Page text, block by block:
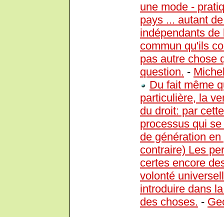
une mode -
pays ... autant
indépendants
commun qu'ils
pas autre chose
question. -
Du fait même
particulière, la
du droit: par
processus qui
de génération
contraire) Les
certes encore
volonté
introduire dans
des choses. -